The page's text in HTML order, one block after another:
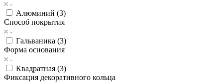
Алюминий (3)
Способ покрытия
Гальваника (3)
Форма основания
Квадратная (3)
Фиксация декоративного кольца